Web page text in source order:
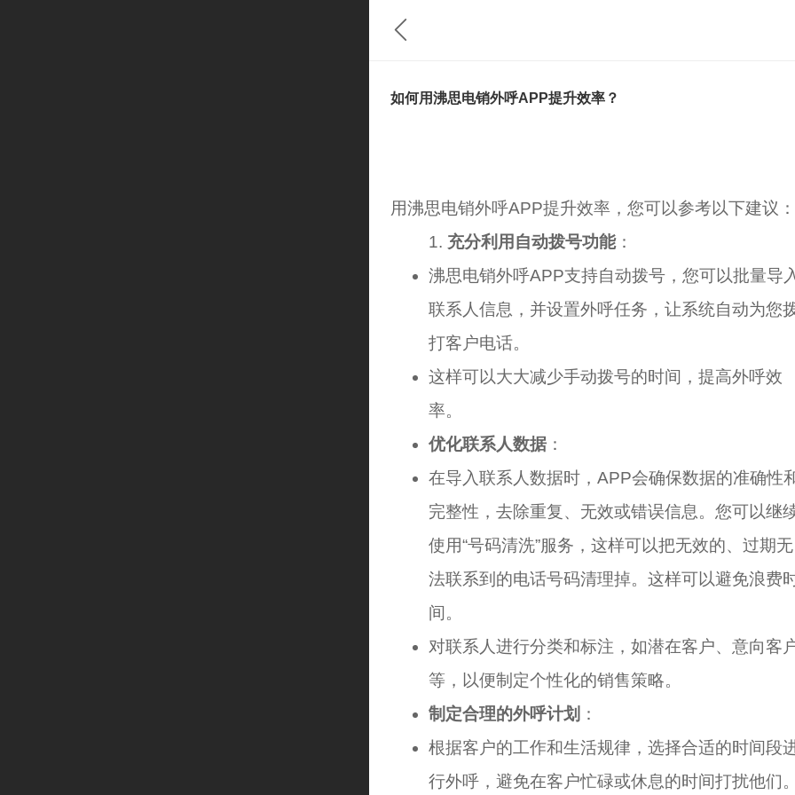
如何用沸思电销外呼APP提升效率？
用沸思电销外呼APP提升效率，您可以参考以下建议：
充分利用自动拨号功能‌：
沸思电销外呼APP支持自动拨号，您可以批量导
联系人信息，并设置外呼任务，让系统自动为您
打客户电话。
这样可以大大减少手动拨号的时间，提高外呼效
率。
优化联系人数据 ‌：
在导入联系人数据时，APP会确保数据的准确性
完整性，去除重复、无效或错误信息。您可以继
使用“号码清洗”服务，这样可以把无效的、过期无
法联系到的电话号码清理掉。这样可以避免浪费
间。
对联系人进行分类和标注，如潜在客户、意向客
等，以便制定个性化的销售策略。
制定合理的外呼计划 ‌：
根据客户的工作和生活规律，选择合适的时间段
行外呼，避免在客户忙碌或休息的时间打扰他们。